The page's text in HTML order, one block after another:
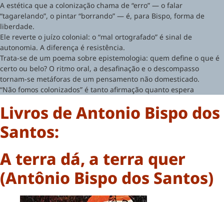
A estética que a colonização chama de “erro” — o falar
“tagarelando”, o pintar “borrando” — é, para Bispo, forma de
liberdade.
Ele reverte o juízo colonial: o “mal ortografado” é sinal de
autonomia. A diferença é resistência.
Trata-se de um poema sobre epistemologia: quem define o que é
certo ou belo? O ritmo oral, a desafinação e o descompasso
tornam-se metáforas de um pensamento não domesticado.
“Não fomos colonizados” é tanto afirmação quanto espera
Livros de Antonio Bispo dos
Santos:
A terra dá, a terra quer
(Antônio Bispo dos Santos)